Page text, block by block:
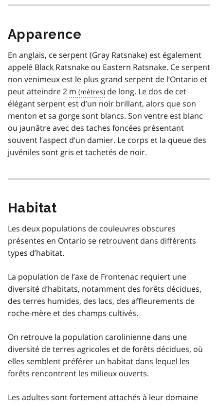
Apparence
En anglais, ce serpent (Gray Ratsnake) est également
appelé Black Ratsnake ou Eastern Ratsnake. Ce serpent
non venimeux est le plus grand serpent de l’Ontario et
peut atteindre 2 m
de long. Le dos de cet
élégant serpent est d’un noir brillant, alors que son
menton et sa gorge sont blancs. Son ventre est blanc
ou jaunâtre avec des taches foncées présentant
souvent l’aspect d’un damier. Le corps et la queue des
juvéniles sont gris et tachetés de noir.
Habitat
Les deux populations de couleuvres obscures
présentes en Ontario se retrouvent dans différents
types d’habitat.
La population de l’axe de Frontenac requiert une
diversité d’habitats, notamment des forêts décidues,
des terres humides, des lacs, des affleurements de
roche-mère et des champs cultivés.
On retrouve la population carolinienne dans une
diversité de terres agricoles et de forêts décidues, où
elles semblent préférer un habitat dans lequel les
forêts rencontrent les milieux ouverts.
Les adultes sont fortement attachés à leur domaine